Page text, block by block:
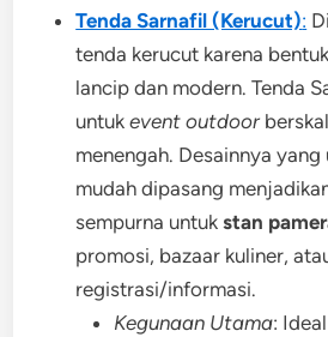
Tenda Sarnafil (Kerucut):
tenda kerucut karena
lancip dan modern. Tenda
untukevent outdoor
menengah. Desainnya yang
mudah dipasang
sempurna untukstan
promosi, bazaar kuliner,
registrasi/informasi.
Kegunaan Utama: